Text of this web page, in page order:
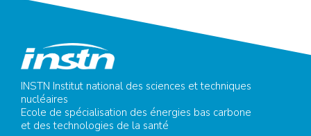
INSTN Institut national des sciences et techniques
nucléaires
Ecole de spécialisation des énergies bas carbone
et des technologies de la santé